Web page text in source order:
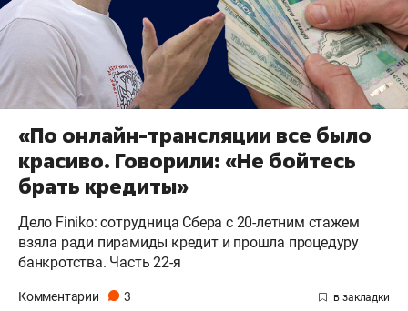
«По онлайн-трансляции все было
красиво. Говорили: «Не бойтесь
брать кредиты»
Дело Finiko: сотрудница Сбера с 20-летним стажем
взяла ради пирамиды кредит и прошла процедуру
банкротства. Часть 22-я
Комментарии 3